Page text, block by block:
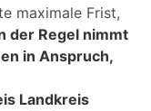
maximale Frist,
der Regel nimmt
in Anspruch,
Landkreis